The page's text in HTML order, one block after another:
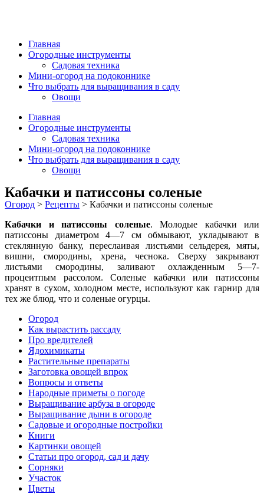
Главная
Огородные инструменты
Садовая техника
Мини-огород на подоконнике
Что выбрать для выращивания в саду
Овощи
Главная
Огородные инструменты
Садовая техника
Мини-огород на подоконнике
Что выбрать для выращивания в саду
Овощи
Кабачки и патиссоны соленые
Огород > Рецепты > Кабачки и патиссоны соленые
Кабачки и патиссоны соленые. Молодые кабачки или
патиссо­ны диаметром 4—7 см обмывают, укладывают в
стеклянную банку, переслаивая листьями сельдерея, мяты,
вишни, смородины, хрена, чеснока. Сверху закрывают
листьями смородины, заливают охлаж­денным 5—7-
процеитпым рассолом. Соленые кабачки или патиссо­ны
хранят в сухом, холодном месте, используют как гарнир для
тех же блюд, что и соленые огурцы.
Огород
Как вырастить рассаду
Про вредителей
Ядохимикаты
Растительные препараты
Заготовка овощей впрок
Вопросы и ответы
Народные приметы о погоде
Выращивание арбуза в огороде
Выращивание дыни в огороде
Садовые и огородные постройки
Книги
Картинки овощей
Статьи про огород, сад и дачу
Сорняки
Участок
Цветы